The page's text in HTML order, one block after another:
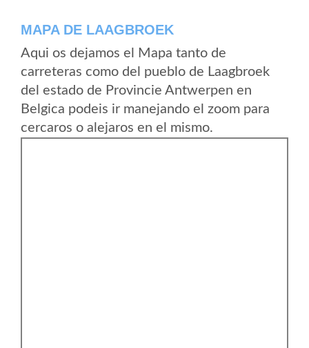
MAPA DE LAAGBROEK
Aqui os dejamos el Mapa tanto de
carreteras como del pueblo de Laagbroek
del estado de Provincie Antwerpen en
Belgica podeis ir manejando el zoom para
cercaros o alejaros en el mismo.